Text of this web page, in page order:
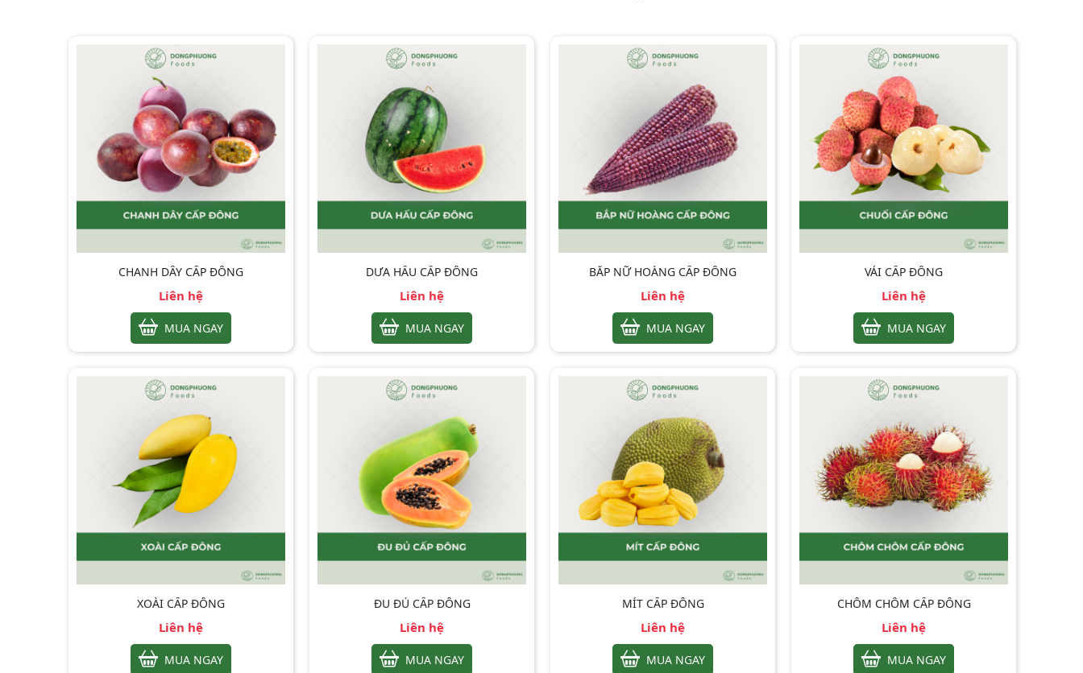
CHANH DÂY CẤP ĐÔNG
Liên hệ
MUA NGAY
DƯA HẤU CẤP ĐÔNG
Liên hệ
MUA NGAY
BẮP NỮ HOÀNG CẤP ĐÔNG
Liên hệ
MUA NGAY
VẢI CẤP ĐÔNG
Liên hệ
MUA NGAY
XOÀI CẤP ĐÔNG
Liên hệ
MUA NGAY
ĐU ĐỦ CẤP ĐÔNG
Liên hệ
MUA NGAY
MÍT CẤP ĐÔNG
Liên hệ
MUA NGAY
CHÔM CHÔM CẤP ĐÔNG
Liên hệ
MUA NGAY